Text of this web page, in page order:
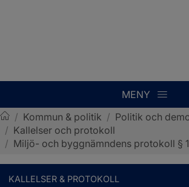
MENY
Sotenäs kommun
/ Kommun & politik / Politik och
/ Kallelser och protokoll
/ Miljö- och byggnämndens protokoll §
KALLELSER & PROTOKOLL